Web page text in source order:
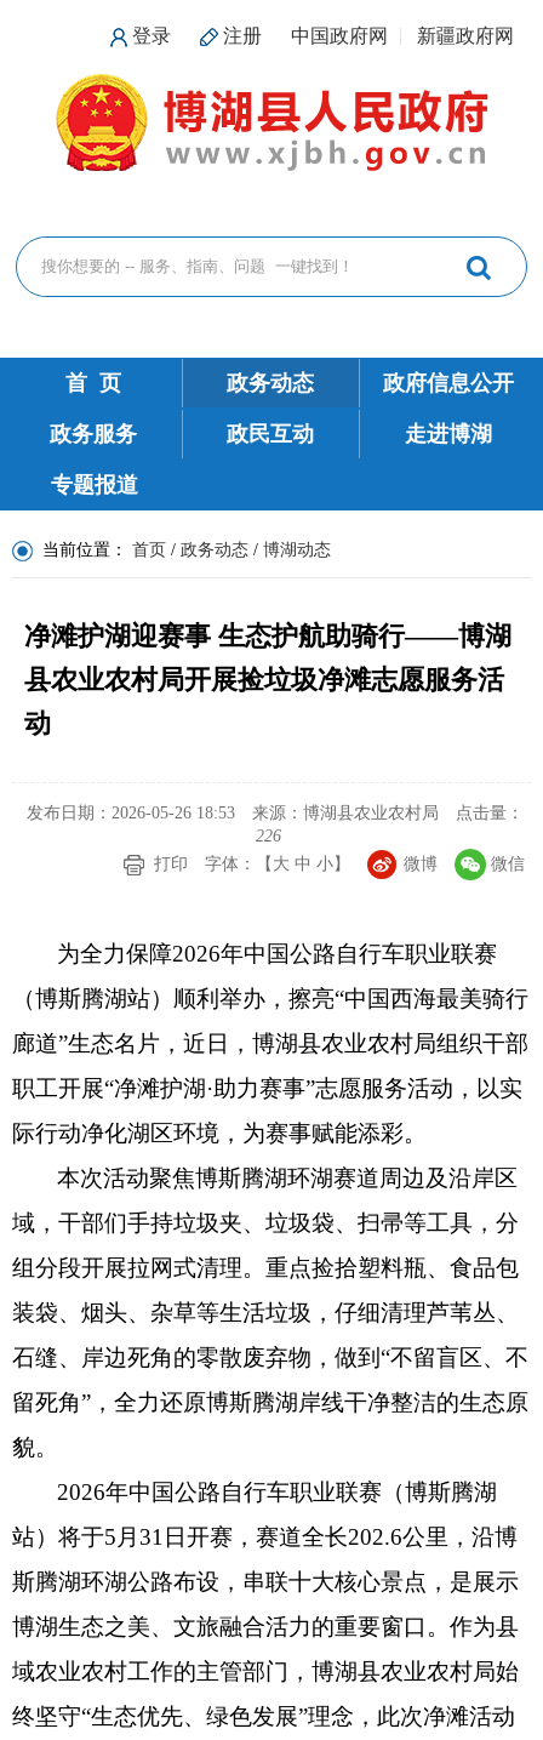
登录 注册 中国政府网 新疆政府网
首 页 政务动态 政府信息公开
政务服务 政民互动 走进博湖
专题报道
当前位置： 首页 / 政务动态 / 博湖动态
净滩护湖迎赛事 生态护航助骑行——博湖
县农业农村局开展捡垃圾净滩志愿服务活
动
发布日期：2026-05-26 18:53 来源：博湖县农业农村局
点击量：
226
打印
字体：【 大 中 小】 微博 微信
为全力保障2026年中国公路自行车职业联赛
（博斯腾湖站）顺利举办，擦亮“中国西海最美骑行
廊道”生态名片，近日，博湖县农业农村局组织干部
职工开展“净滩护湖·助力赛事”志愿服务活动，以实
际行动净化湖区环境，为赛事赋能添彩。
本次活动聚焦博斯腾湖环湖赛道周边及沿岸区
域， 干部们手持垃圾夹、垃圾袋、扫帚等工具，分
组分段开展拉网式清理。重点捡拾塑料瓶、食品包
装袋、烟头、杂草等生活垃圾，仔细清理芦苇丛、
石缝、岸边死角的零散废弃物，做到 “不留盲区、不
留死角”，全力还原博斯腾湖岸线干净整洁的生态原
貌。
2026年中国公路自行车职业联赛（博斯腾湖
站）将于5月31日开赛，赛道全长202.6公里，沿博
斯腾湖环湖公路布设，串联十大核心景点，是展示
博湖生态之美、文旅融合活力的重要窗口。作为县
域农业农村工作的主管部门，博湖县农业农村局始
终坚守“生态优先、绿色发展”理念，此次净滩活动